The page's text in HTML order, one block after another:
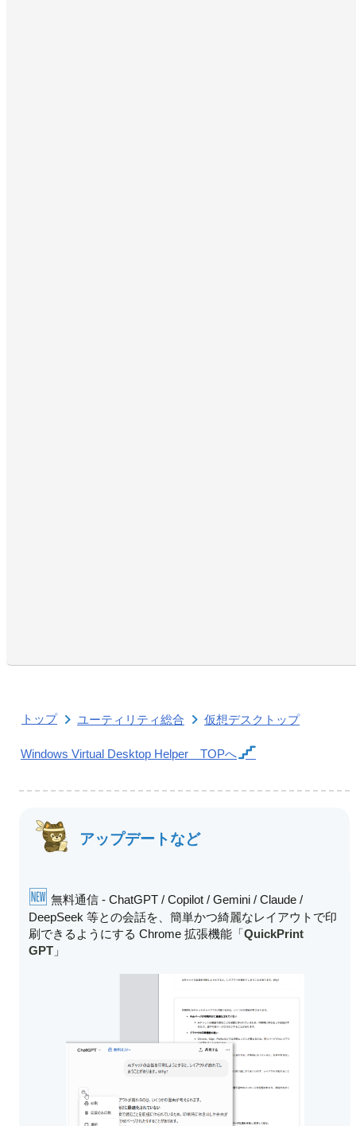
トップ ユーティリティ総合 仮想デスクトップ
Windows Virtual Desktop Helper TOPへ
アップデートなど